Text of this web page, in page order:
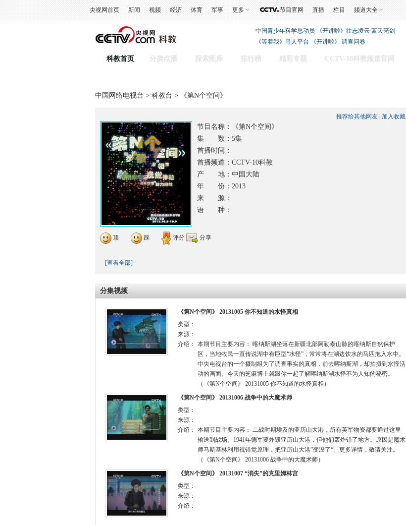
央视网首页 新闻 视频 经济 体育 军事 更多 节目官网 直播 栏目 频道大全
中国青少年科学总动员
《开讲啦》壮志凌云 蓝天亮剑
《等着我》寻人平台
《开讲啦》 调查问卷
科教首页 分类点播 探索图库 排行榜 精彩专题 CCTV-10科教频道官网
中国网络电视台 > 科教台 > 《第N个空间》
推荐给其他网友 加入收藏
节目名称：
《第N个空间》
集 数：5集
首播时间：
首播频道：CCTV-10科教
产 地：中国大陆
年 份：2013
来 源：
语 种：
顶 踩 评分 分享
[查看全部]
分集视频
《第N个空间》 20131005 你不知道的水怪真相
类型：
来源：
介绍：
本期节目主要内容： 喀纳斯湖坐落在新疆北部阿勒泰山脉的喀纳斯自然保护
区，当地牧民一直传说湖中有巨型“水怪”，常常将在湖边饮水的马匹拖入水中。
中央电视台的一个摄制组为了调查事实的真相，前去喀纳斯湖，却拍摄到水怪活
动的画面。今天的芝麻博士就跟你一起了解喀纳斯湖水怪不为人知的秘密。
（《第N个空间》 20131005 你不知道的水怪真相）
《第N个空间》 20131006 战争中的大魔术师
类型：
来源：
介绍：
本期节目主要内容： 二战时期埃及的亚历山大港，所有英军物资都要通过这里
输送到战场。1941年德军要炸毁亚历山大港，但他们轰炸错了地方。原因是魔术
师马斯基林利用视错觉原理，把亚历山大港”变没了“。更多详情，敬请关注。
（《第N个空间》 20131006 战争中的大魔术师）
《第N个空间》 20131007 “消失”的克里姆林宫
类型：
来源：
介绍：